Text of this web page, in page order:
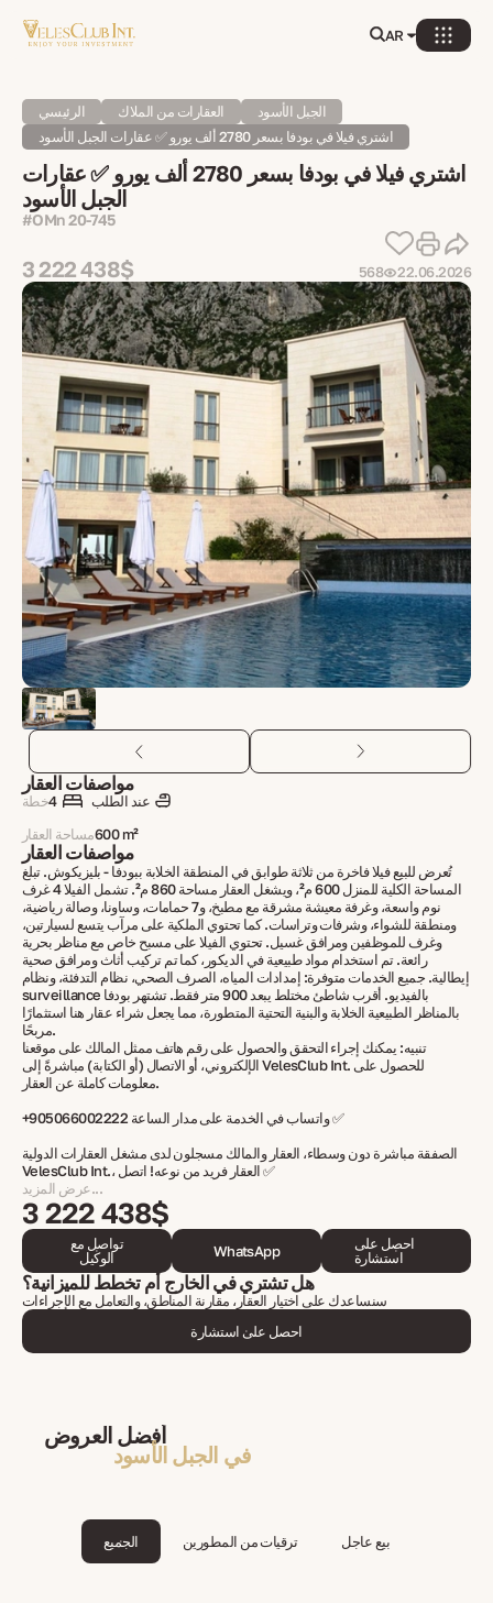
AR
الرئيسي العقارات من الملاك
الجبل الأسود
اشتري فيلا في بودفا بسعر 2780 ألف يورو ✅ عقارات الجبل الأسود
اشتري فيلا في بودفا بسعر 2780 ألف يورو ✅ عقارات
الجبل الأسود
#OMn 20-745
3 222 438$ 568 22.06.2026
مواصفات العقار
خطة4
عند الطلب
مساحة العقار600 m²
مواصفات العقار
تُعرض للبيع فيلا فاخرة من ثلاثة طوابق في المنطقة الخلابة ببودفا - بليزيكوش. تبلغ
المساحة الكلية للمنزل 600 م²، ويشغل العقار مساحة 860 م². تشمل الفيلا 4 غرف
نوم واسعة، وغرفة معيشة مشرقة مع مطبخ، و7 حمامات، وساونا، وصالة رياضية،
ومنطقة للشواء، وشرفات وتراسات. كما تحتوي الملكية على مرآب يتسع لسيارتين،
وغرف للموظفين ومرافق غسيل. تحتوي الفيلا على مسبح خاص مع مناظر بحرية
رائعة. تم استخدام مواد طبيعية في الديكور، كما تم تركيب أثاث ومرافق صحية
إيطالية. جميع الخدمات متوفرة: إمدادات المياه، الصرف الصحي، نظام التدفئة، ونظام
surveillance بالفيديو. أقرب شاطئ مختلط يبعد 900 متر فقط. تشتهر بودفا
بالمناظر الطبيعية الخلابة والبنية التحتية المتطورة، مما يجعل شراء عقار هنا استثمارًا
مربحًا.
تنبيه: يمكنك إجراء التحقق والحصول على رقم هاتف ممثل المالك على موقعنا
الإلكتروني، أو الاتصال (أو الكتابة) مباشرةً إلى VelesClub Int. للحصول على
معلومات كاملة عن العقار.
+905066002222 واتساب في الخدمة على مدار الساعة ✅
الصفقة مباشرة دون وسطاء، العقار والمالك مسجلون لدى مشغل العقارات الدولية
VelesClub Int.، العقار فريد من نوعه! اتصل ✅
عرض المزيد...
3 222 438$
تواصل مع
الوكيل
WhatsApp
احصل على
استشارة
هل تشتري في الخارج أم تخطط للميزانية؟
سنساعدك على اختيار العقار، مقارنة المناطق، والتعامل مع الإجراءات
احصل على استشارة
أفضل العروض
في الجبل الأسود
الجميع ترقيات من المطورين بيع عاجل